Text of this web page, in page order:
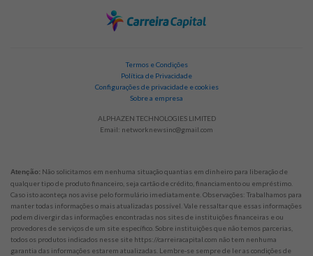
Termos e Condições
Política de Privacidade
Configurações de privacidade e cookies
Sobre a empresa
ALPHAZEN TECHNOLOGIES LIMITED
Email: networknewsinc@gmail.com
Atenção: Não solicitamos em nenhuma situação quantias em dinheiro para liberação de
qualquer tipo de produto financeiro, seja cartão de crédito, financiamento ou empréstimo.
Caso isto aconteça nos avise pelo formulário imediatamente. Observações: Trabalhamos para
manter todas informações o mais atualizadas possível. Vale ressaltar que essas informações
podem divergir das informações encontradas nos sites de instituições financeiras e ou
provedores de serviços de um site específico. Sobre instituições que não temos parcerias,
todos os produtos indicados nesse site https://carreiracapital.com não tem nenhuma
garantia das informações estarem atualizadas. Lembre-se sempre de ler as condições de